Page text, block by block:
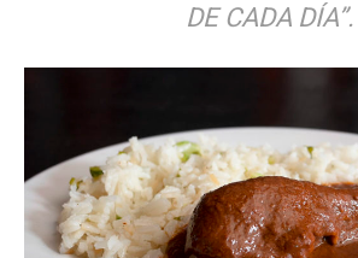
DE CADA DÍA”.